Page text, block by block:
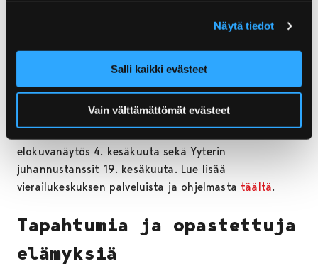
Näytä tiedot
Salli kaikki evästeet
Vain välttämättömät evästeet
mukaan tai paikan päällä nautittavaksi. Lisäksi
vierailukeskuksesta löytyy ympärivuorokautiset wc-
Vierailukeskus toimii kesän aikana myös
tapahtumapaikkana. Ohjelmassa on muun
elokuvanäytös 4. kesäkuuta sekä Yyterin
juhannustanssit 19. kesäkuuta. Lue lisää
vierailukeskuksen palveluista ja ohjelmasta täältä.
Tapahtumia ja opastettuja
elämyksiä